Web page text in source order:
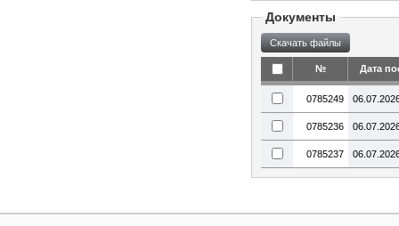
Документы
№ Дата
0785249
0785236
0785237